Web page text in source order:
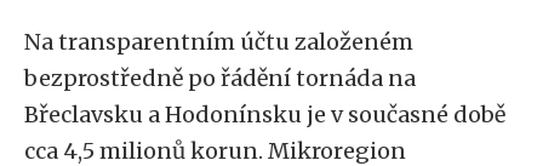
Na transparentním účtu založeném
bezprostředně po řádění tornáda na
Břeclavsku a Hodonínsku je v současné době
cca 4,5 milionů korun. Mikroregion